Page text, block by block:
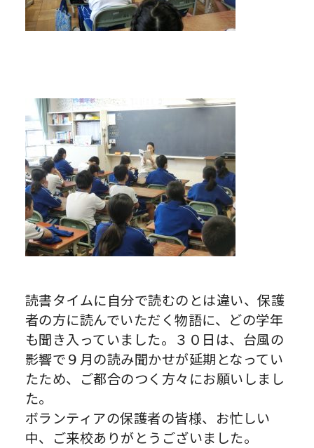
読書タイムに自分で読むのとは違い、保護
者の方に読んでいただく物語に、どの学年
も聞き入っていました。３０日は、台風の
影響で９月の読み聞かせが延期となってい
たため、ご都合のつく方々にお願いしまし
た。
ボランティアの保護者の皆様、お忙しい
中、ご来校ありがとうございました。